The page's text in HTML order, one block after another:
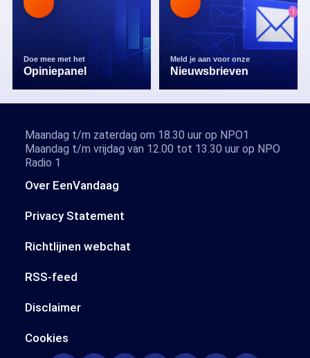
Doe mee met het
Opiniepanel
Meld je aan voor onze
Nieuwsbrieven
Over EenVandaag
Privacy Statement
Richtlijnen webchat
RSS-feed
Disclaimer
Cookies
Maandag t/m zaterdag om 18.30 uur op NPO1
Maandag t/m vrijdag van 12.00 tot 13.30 uur op NPO
Radio 1